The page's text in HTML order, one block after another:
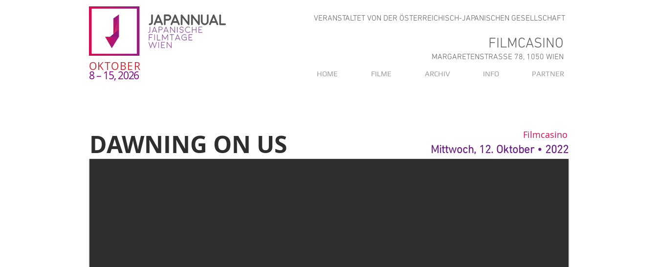
VERANSTALTET VON DER ÖSTERREICHISCH-JAPANISCHEN GESELLSCHAFT
FILMCASINO
MARGARETENSTRASSE 78, 1050 WIEN
OKTOBER
8 – 15, 2026 HOME FILME ARCHIV INFO PARTNER
DAWNING ON US Mittwoch, 12. Oktober • 2022
Filmcasino